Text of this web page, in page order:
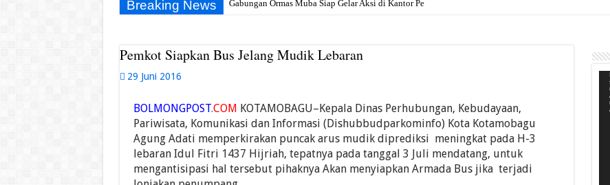
Breaking News Gabungan Ormas Muba Siap Gelar Aksi di Kantor Pemkab, Soroti Janji Polit
Pemkot Siapkan Bus Jelang Mudik Lebaran
29 Juni 2016
BOLMONGPOST.COM KOTAMOBAGU–Kepala Dinas Perhubungan, Kebudayaan,
Pariwisata, Komunikasi dan Informasi (Dishubbudparkominfo) Kota Kotamobagu
Agung Adati memperkirakan puncak arus mudik diprediksi meningkat pada H-3
lebaran Idul Fitri 1437 Hijriah, tepatnya pada tanggal 3 Juli mendatang, untuk
mengantisipasi hal tersebut pihaknya Akan menyiapkan Armada Bus jika terjadi